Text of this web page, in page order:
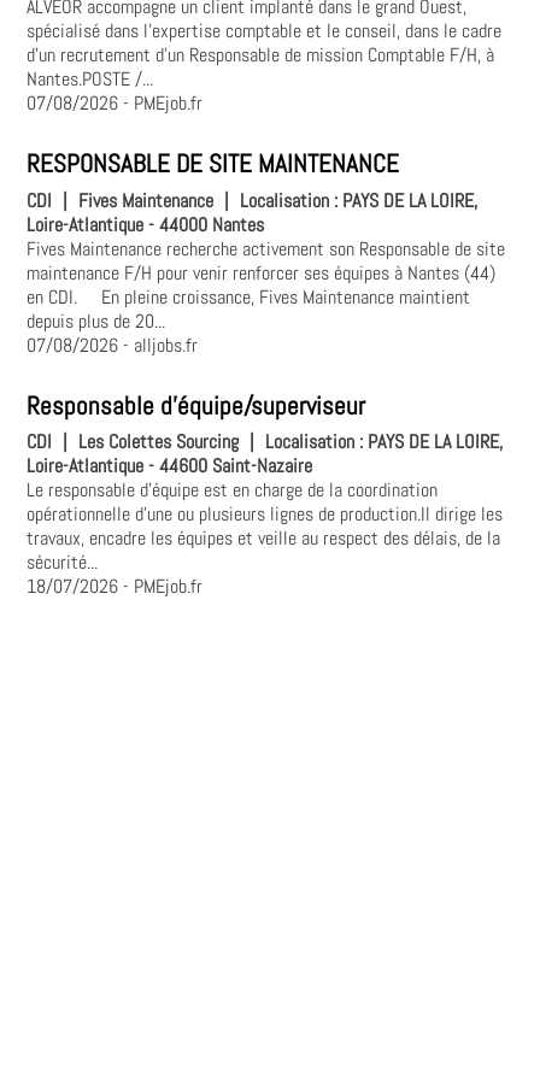
ALVEOR accompagne un client implanté dans le grand Ouest,
spécialisé dans l'expertise comptable et le conseil, dans le cadre
d'un recrutement d'un Responsable de mission Comptable F/H, à
Nantes.POSTE /...
07/08/2026- PMEjob.fr
RESPONSABLE DE SITE MAINTENANCE
CDI | Fives Maintenance | Localisation : PAYS DE LA LOIRE,
Loire-Atlantique - 44000 Nantes
Fives Maintenance recherche activement son Responsable de site
maintenance F/H pour venir renforcer ses équipes à Nantes (44)
en CDI. En pleine croissance, Fives Maintenance maintient
depuis plus de 20...
07/08/2026- alljobs.fr
Responsable d'équipe/superviseur
CDI Les Colettes Sourcing Localisation : PAYS DE LA LOIRE,
Loire-Atlantique - 44600 Saint-Nazaire
Le responsable d'équipe est en charge de la coordination
opérationnelle d'une ou plusieurs lignes de production.Il dirige les
travaux, encadre les équipes et veille au respect des délais, de la
sécurité...
18/07/2026- PMEjob.fr